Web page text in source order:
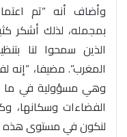
وأضاف أنه “تم
بمجمله، لذلك أشكر
الذين سمحوا لنا
المغرب”. مضيفا، “إنه
وهي مسؤولية في ما
الفضاءات وسكانها،
لنكون في مستوى هذه